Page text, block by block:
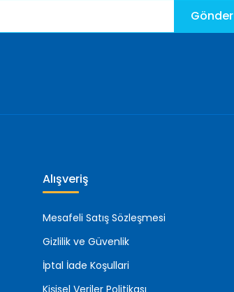
Gönder
Alışveriş
Mesafeli Satış Sözleşmesi
Gizlilik ve Güvenlik
İptal İade Koşullari
Kişisel Veriler Politikası